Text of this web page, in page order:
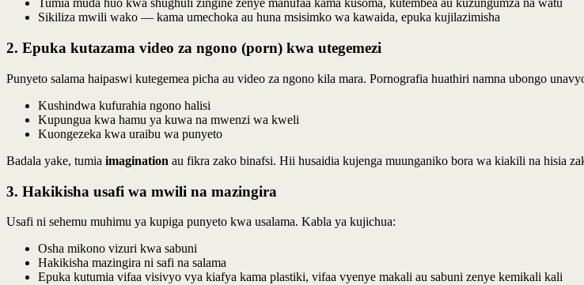
Tumia muda huo kwa shughuli zingine zenye manufaa kama kusoma, kutembea au kuzungumza na watu
Sikiliza mwili wako — kama umechoka au huna msisimko wa kawaida, epuka kujilazimisha
2. Epuka kutazama video za ngono (porn) kwa utegemezi
Punyeto salama haipaswi kutegemea picha au video za ngono kila mara. Pornografia huathiri namna ubongo
Kushindwa kufurahia ngono halisi
Kupungua kwa hamu ya kuwa na mwenzi wa kweli
Kuongezeka kwa uraibu wa punyeto
Badala yake, tumia imagination au fikra zako binafsi. Hii husaidia kujenga muunganiko bora wa kiakili na hisia
3. Hakikisha usafi wa mwili na mazingira
Usafi ni sehemu muhimu ya kupiga punyeto kwa usalama. Kabla ya kujichua:
Osha mikono vizuri kwa sabuni
Hakikisha mazingira ni safi na salama
Epuka kutumia vifaa visivyo vya kiafya kama plastiki, vifaa vyenye makali au sabuni zenye kemikali kali